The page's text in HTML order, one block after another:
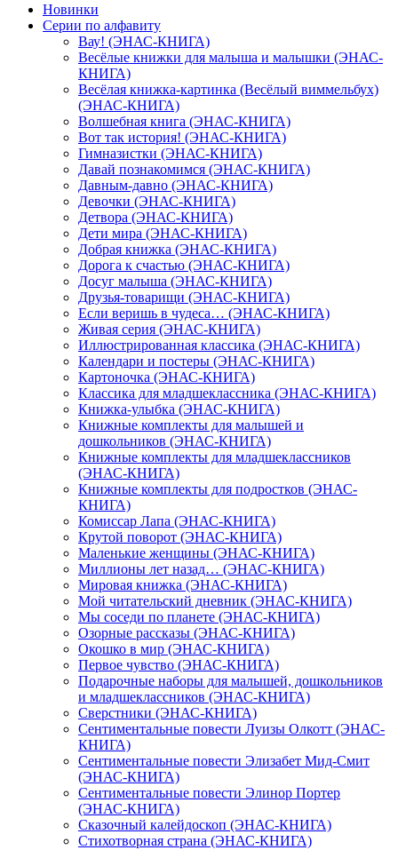
Новинки
Серии по алфавиту
Вау! (ЭНАС-КНИГА)
Весёлые книжки для малыша и малышки (ЭНАС-
КНИГА)
Весёлая книжка-картинка (Весёлый виммельбух)
(ЭНАС-КНИГА)
Волшебная книга (ЭНАС-КНИГА)
Вот так история! (ЭНАС-КНИГА)
Гимназистки (ЭНАС-КНИГА)
Давай познакомимся (ЭНАС-КНИГА)
Давным-давно (ЭНАС-КНИГА)
Девочки (ЭНАС-КНИГА)
Детвора (ЭНАС-КНИГА)
Дети мира (ЭНАС-КНИГА)
Добрая книжка (ЭНАС-КНИГА)
Дорога к счастью (ЭНАС-КНИГА)
Досуг малыша (ЭНАС-КНИГА)
Друзья-товарищи (ЭНАС-КНИГА)
Если веришь в чудеса… (ЭНАС-КНИГА)
Живая серия (ЭНАС-КНИГА)
Иллюстрированная классика (ЭНАС-КНИГА)
Календари и постеры (ЭНАС-КНИГА)
Картоночка (ЭНАС-КНИГА)
Классика для младшеклассника (ЭНАС-КНИГА)
Книжка-улыбка (ЭНАС-КНИГА)
Книжные комплекты для малышей и
дошкольников (ЭНАС-КНИГА)
Книжные комплекты для младшеклассников
(ЭНАС-КНИГА)
Книжные комплекты для подростков (ЭНАС-
КНИГА)
Комиссар Лапа (ЭНАС-КНИГА)
Крутой поворот (ЭНАС-КНИГА)
Маленькие женщины (ЭНАС-КНИГА)
Миллионы лет назад… (ЭНАС-КНИГА)
Мировая книжка (ЭНАС-КНИГА)
Мой читательский дневник (ЭНАС-КНИГА)
Мы соседи по планете (ЭНАС-КНИГА)
Озорные рассказы (ЭНАС-КНИГА)
Окошко в мир (ЭНАС-КНИГА)
Первое чувство (ЭНАС-КНИГА)
Подарочные наборы для малышей, дошкольников
и младшеклассников (ЭНАС-КНИГА)
Сверстники (ЭНАС-КНИГА)
Сентиментальные повести Луизы Олкотт (ЭНАС-
КНИГА)
Сентиментальные повести Элизабет Мид-Смит
(ЭНАС-КНИГА)
Сентиментальные повести Элинор Портер
(ЭНАС-КНИГА)
Сказочный калейдоскоп (ЭНАС-КНИГА)
Стихотворная страна (ЭНАС-КНИГА)